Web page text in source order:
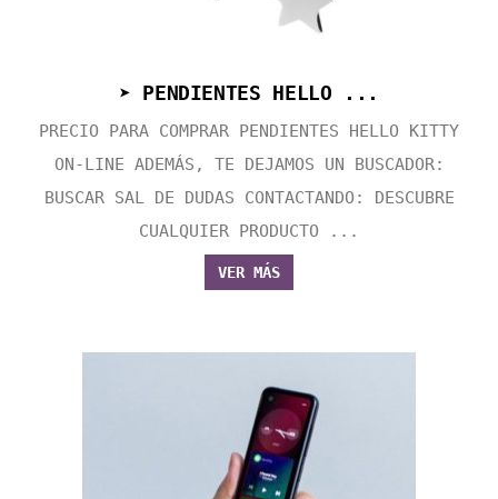
➤ PENDIENTES HELLO ...
PRECIO PARA COMPRAR PENDIENTES HELLO KITTY
ON-LINE ADEMÁS, TE DEJAMOS UN BUSCADOR:
BUSCAR SAL DE DUDAS CONTACTANDO: DESCUBRE
CUALQUIER PRODUCTO ...
VER MÁS